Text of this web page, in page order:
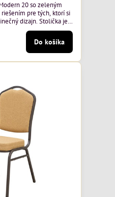
20 so zeleným
pre tých, ktorí si
dizajn. Stolička je
kvalitného tmavo
od poľského
má hmotnosť 390
odolnosť a pohodlie.
Do košíka